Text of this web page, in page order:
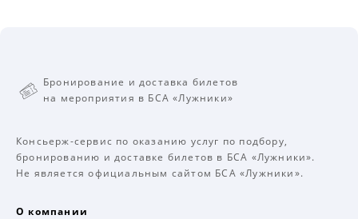
Бронирование и доставка билетов
на мероприятия в БСА «Лужники»
Консьерж-сервис по оказанию услуг по подбору,
бронированию и доставке билетов в БСА «Лужники».
Не является официальным сайтом БСА «Лужники».
О компании